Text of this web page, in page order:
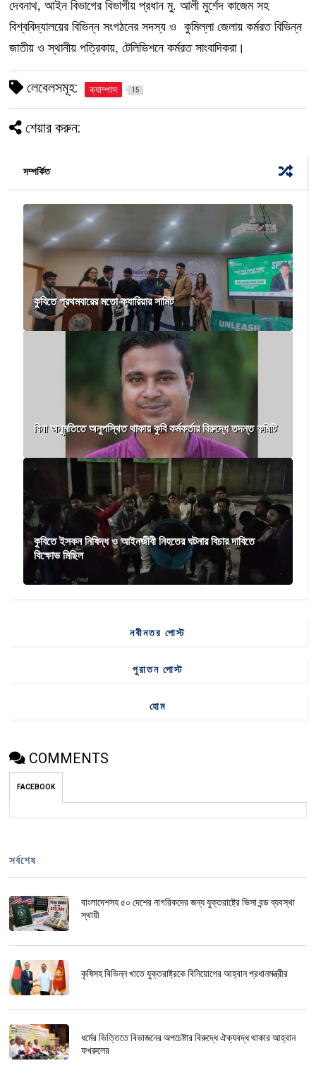
দেবনাথ, আইন বিভাগের বিভাগীয় প্রধান মু. আলী মুর্শেদ কাজেম সহ
বিশ্ববিদ্যালয়ের বিভিন্ন সংগঠনের সদস্য ও কুমিল্লা জেলায় কর্মরত বিভিন্ন
জাতীয় ও স্থানীয় পত্রিকায়, টেলিভিশনে কর্মরত সাংবাদিকরা।
লেবেলসমূহ: ক্যাম্পাস 15
শেয়ার করুন:
সম্পর্কিত
কুবিতে প্রথমবারের মতো ক্যারিয়ার সামিট
বিনা অনুমতিতে অনুপস্থিত থাকায় কুবি কর্মকর্তার বিরুদ্ধে তদন্ত কমিটি
কুবিতে ইসকন নিষিদ্ধ ও আইনজীবী নিহতের ঘটনার বিচার দাবিতে
বিক্ষোভ মিছিল
নবীনতর পোস্ট
পুরাতন পোস্ট
হোম
COMMENTS
FACEBOOK
সর্বশেষ
বাংলাদেশসহ ৫০ দেশের নাগরিকদের জন্য যুক্তরাষ্ট্রে ভিসা বন্ড ব্যবস্থা
স্থায়ী
কৃষিসহ বিভিন্ন খাতে যুক্তরাষ্ট্রকে বিনিয়োগের আহ্বান প্রধানমন্ত্রীর
ধর্মের ভিত্তিতে বিভাজনের অপচেষ্টার বিরুদ্ধে ঐক্যবদ্ধ থাকার আহ্বান
ফখরুলের